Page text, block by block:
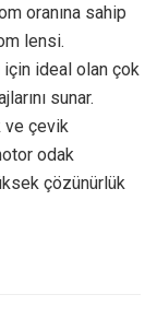
oranına sahip
lensi.
ideal olan çok
sunar.
ve çevik
odak
çözünürlük